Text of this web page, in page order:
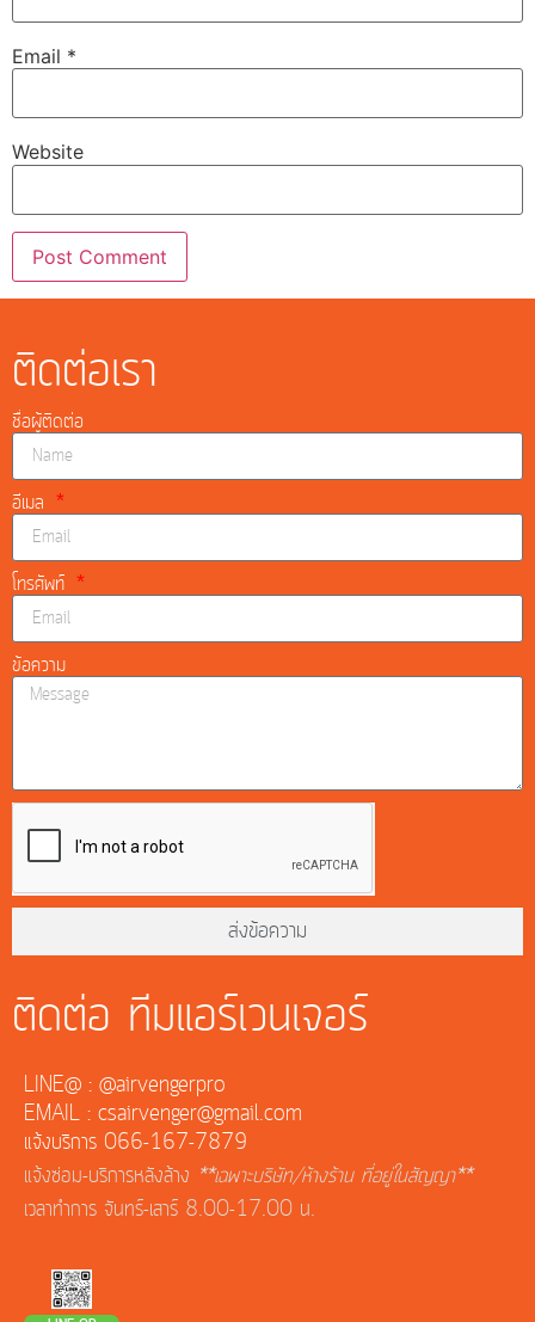
Email *
Website
ติดต่อเรา
ชื่อผู้ติดต่อ
อีเมล
โทรศัพท์
ข้อความ
ส่งข้อความ
ติดต่อ ทีมแอร์เวนเจอร์
LINE@ : @airvengerpro
EMAIL : csairvenger@gmail.com
แจ้งบริการ 066-167-7879
แจ้งซ่อม-บริการหลังล้าง **เฉพาะบริษัท/ห้างร้าน ที่อยู่ในสัญญา**
เวลาทำการ จันทร์-เสาร์ 8.00-17.00 น.